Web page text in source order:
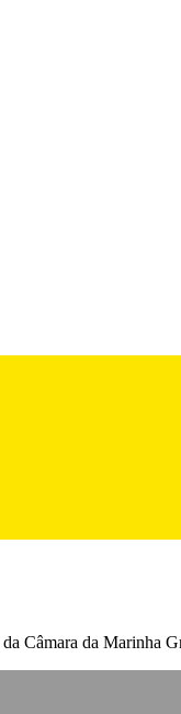
Câmara da Marinha